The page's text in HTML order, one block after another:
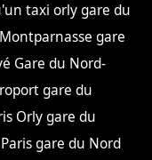
taxi orly gare du
gare
Gare du Nord-
gare du
Orly gare du
gare du Nord